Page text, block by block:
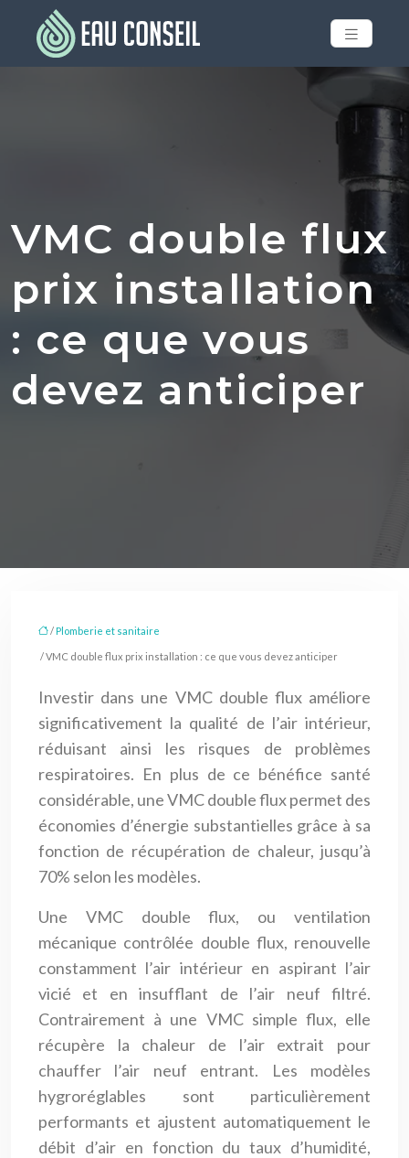
VMC double flux
prix installation
: ce que vous
devez anticiper
/ Plomberie et sanitaire
/ VMC double flux prix installation : ce que vous devez anticiper
Investir dans une VMC double flux améliore
significativement la qualité de l’air intérieur,
réduisant ainsi les risques de problèmes
respiratoires. En plus de ce bénéfice santé
considérable, une VMC double flux permet des
économies d’énergie substantielles grâce à sa
fonction de récupération de chaleur, jusqu’à
70% selon les modèles.
Une VMC double flux, ou ventilation
mécanique contrôlée double flux, renouvelle
constamment l’air intérieur en aspirant l’air
vicié et en insufflant de l’air neuf filtré.
Contrairement à une VMC simple flux, elle
récupère la chaleur de l’air extrait pour
chauffer l’air neuf entrant. Les modèles
hygroréglables sont particulièrement
performants et ajustent automatiquement le
débit d’air en fonction du taux d’humidité,